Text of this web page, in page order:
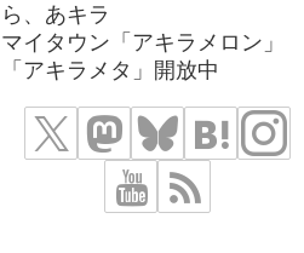
ら、あキラ
マイタウン「アキラメロン」
「アキラメタ」開放中